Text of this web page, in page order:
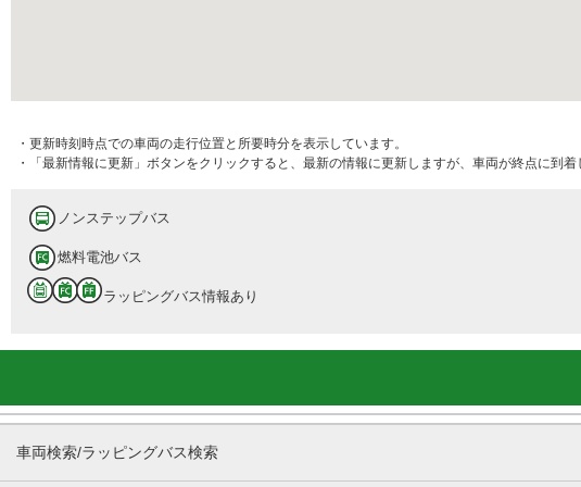
・更新時刻時点での車両の走行位置と所要時分を表示しています。
・「最新情報に更新」ボタンをクリックすると、最新の情報に更新しますが、車両が終点に到
ノンステップバス
燃料電池バス
ラッピングバス情報あり
車両検索/ラッピングバス検索